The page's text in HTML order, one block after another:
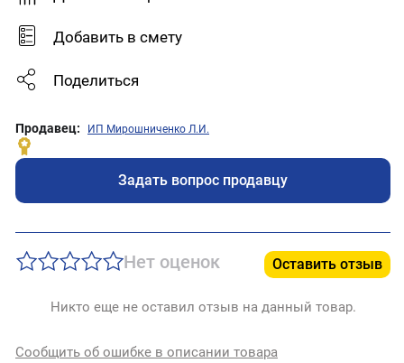
Добавить в смету
Поделиться
Продавец: ИП Мирошниченко Л.И.
Задать вопрос продавцу
Нет оценок Оставить отзыв
Никто еще не оставил отзыв на данный товар.
Сообщить об ошибке в описании товара